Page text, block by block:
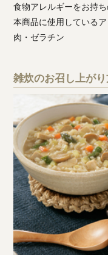
食物アレルギーをお持
本商品に使用している
肉・ゼラチン
雑炊のお召し上が